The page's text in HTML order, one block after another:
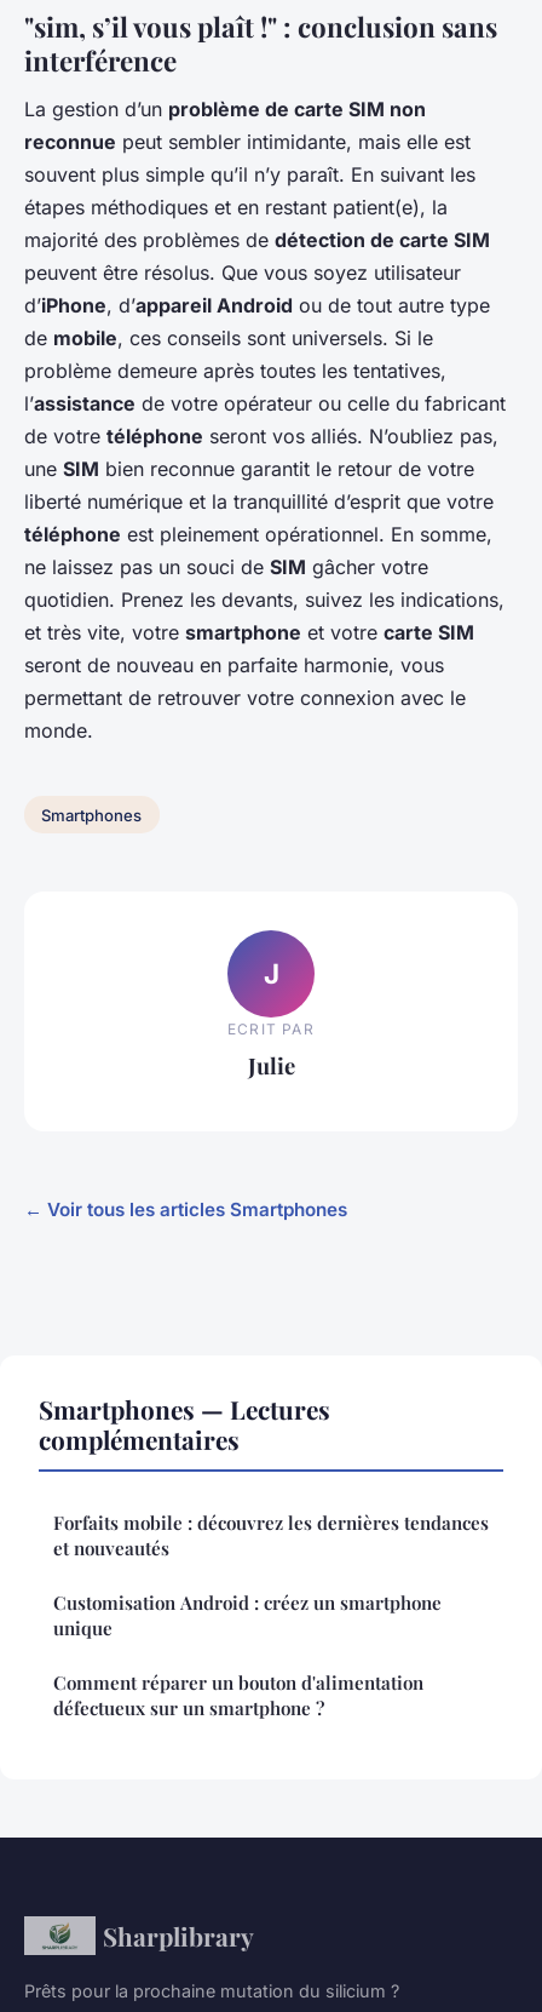
"sim, s’il vous plaît !" : conclusion sans
interférence
La gestion d’un problème de carte SIM non
reconnue peut sembler intimidante, mais elle est
souvent plus simple qu’il n’y paraît. En suivant les
étapes méthodiques et en restant patient(e), la
majorité des problèmes de détection de carte SIM
peuvent être résolus. Que vous soyez utilisateur
d’iPhone, d’appareil Android ou de tout autre type
de mobile, ces conseils sont universels. Si le
problème demeure après toutes les tentatives,
l’assistance de votre opérateur ou celle du fabricant
de votre téléphone seront vos alliés. N’oubliez pas,
une SIM bien reconnue garantit le retour de votre
liberté numérique et la tranquillité d’esprit que votre
téléphone est pleinement opérationnel. En somme,
ne laissez pas un souci de SIM gâcher votre
quotidien. Prenez les devants, suivez les indications,
et très vite, votre smartphone et votre carte SIM
seront de nouveau en parfaite harmonie, vous
permettant de retrouver votre connexion avec le
monde.
Smartphones
J
ECRIT PAR
Julie
← Voir tous les articles Smartphones
Smartphones — Lectures
complémentaires
Forfaits mobile : découvrez les dernières tendances
et nouveautés
Customisation Android : créez un smartphone
unique
Comment réparer un bouton d'alimentation
défectueux sur un smartphone ?
Sharplibrary
Prêts pour la prochaine mutation du silicium ?